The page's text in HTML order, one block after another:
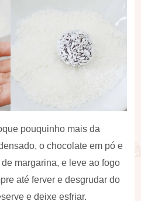
pouquinho mais da
o chocolate em pó e
margarina, e leve ao fogo
até ferver e desgrudar do
e deixe esfriar.